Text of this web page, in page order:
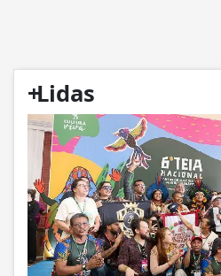
+
Lidas